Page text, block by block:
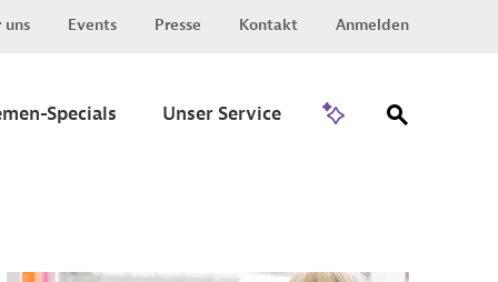
uns Events Presse Kontakt Anmelden
Specials Unser Service